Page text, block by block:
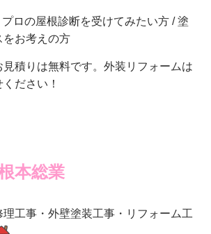
ロの屋根診断を受けてみたい方 / 塗
をお考えの方
見積りは無料です。外装リフォームは
ださい！
本総業
工事・外壁塗装工事・リフォーム工